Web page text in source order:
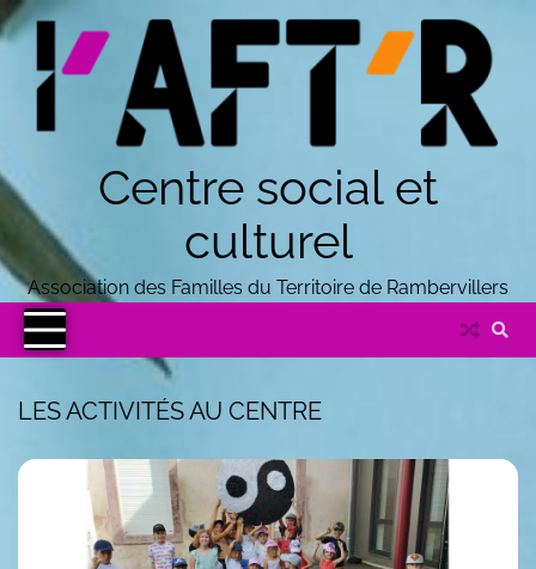
Centre social et
culturel
Association des Familles du Territoire de Rambervillers
LES ACTIVITÉS AU CENTRE